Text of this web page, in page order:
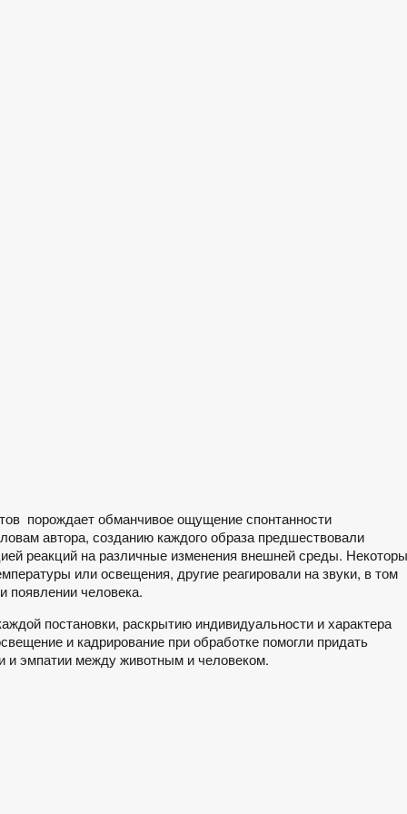
порождает обманчивое ощущение спонтанности
автора, созданию каждого образа предшествовали
реакций на различные изменения внешней среды.
или освещения, другие реагировали на звуки, в том
появлении человека.
постановки, раскрытию индивидуальности и характера
и кадрирование при обработке помогли придать
и эмпатии между животным и человеком.